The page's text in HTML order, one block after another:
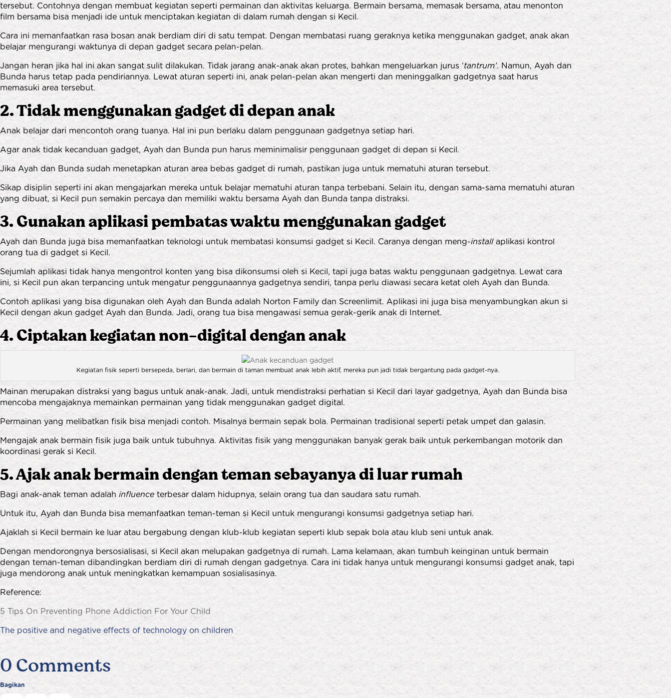
tersebut. Contohnya dengan membuat kegiatan seperti permainan dan aktivitas keluarga. Bermain bersama, memasak bersama, atau menonton
film bersama bisa menjadi ide untuk menciptakan kegiatan di dalam rumah dengan si Kecil.
Cara ini memanfaatkan rasa bosan anak berdiam diri di satu tempat. Dengan membatasi ruang geraknya ketika menggunakan gadget, anak akan
belajar mengurangi waktunya di depan gadget secara pelan-pelan.
Jangan heran jika hal ini akan sangat sulit dilakukan. Tidak jarang anak-anak akan protes, bahkan mengeluarkan jurus ‘tantrum’. Namun, Ayah dan
Bunda harus tetap pada pendiriannya. Lewat aturan seperti ini, anak pelan-pelan akan mengerti dan meninggalkan gadgetnya saat harus
memasuki area tersebut.
2. Tidak menggunakan gadget di depan anak
Anak belajar dari mencontoh orang tuanya. Hal ini pun berlaku dalam penggunaan gadgetnya setiap hari.
Agar anak tidak kecanduan gadget, Ayah dan Bunda pun harus meminimalisir penggunaan gadget di depan si Kecil.
Jika Ayah dan Bunda sudah menetapkan aturan area bebas gadget di rumah, pastikan juga untuk mematuhi aturan tersebut.
Sikap disiplin seperti ini akan mengajarkan mereka untuk belajar mematuhi aturan tanpa terbebani. Selain itu, dengan sama-sama mematuhi aturan
yang dibuat, si Kecil pun semakin percaya dan memiliki waktu bersama Ayah dan Bunda tanpa distraksi.
3. Gunakan aplikasi pembatas waktu menggunakan gadget
Ayah dan Bunda juga bisa memanfaatkan teknologi untuk membatasi konsumsi gadget si Kecil. Caranya dengan meng-installaplikasi kontrol
orang tua di gadget si Kecil.
Sejumlah aplikasi tidak hanya mengontrol konten yang bisa dikonsumsi oleh si Kecil, tapi juga batas waktu penggunaan gadgetnya. Lewat cara
ini, si Kecil pun akan terpancing untuk mengatur penggunaannya gadgetnya sendiri, tanpa perlu diawasi secara ketat oleh Ayah dan Bunda.
Contoh aplikasi yang bisa digunakan oleh Ayah dan Bunda adalah Norton Family dan Screenlimit. Aplikasi ini juga bisa menyambungkan akun si
Kecil dengan akun gadget Ayah dan Bunda. Jadi, orang tua bisa mengawasi semua gerak-gerik anak di Internet.
4. Ciptakan kegiatan non-digital dengan anak
Kegiatan fisik seperti bersepeda, berlari, dan bermain di taman membuat anak lebih aktif, mereka pun jadi tidak bergantung pada gadget-nya.
Mainan merupakan distraksi yang bagus untuk anak-anak. Jadi, untuk mendistraksi perhatian si Kecil dari layar gadgetnya, Ayah dan Bunda bisa
mencoba mengajaknya memainkan permainan yang tidak menggunakan gadget digital.
Permainan yang melibatkan fisik bisa menjadi contoh. Misalnya bermain sepak bola. Permainan tradisional seperti petak umpet dan galasin.
Mengajak anak bermain fisik juga baik untuk tubuhnya. Aktivitas fisik yang menggunakan banyak gerak baik untuk perkembangan motorik dan
koordinasi gerak si Kecil.
5. Ajak anak bermain dengan teman sebayanya di luar rumah
Bagi anak-anak teman adalah influence terbesar dalam hidupnya, selain orang tua dan saudara satu rumah.
Untuk itu, Ayah dan Bunda bisa memanfaatkan teman-teman si Kecil untuk mengurangi konsumsi gadgetnya setiap hari.
Ajaklah si Kecil bermain ke luar atau bergabung dengan klub-klub kegiatan seperti klub sepak bola atau klub seni untuk anak.
Dengan mendorongnya bersosialisasi, si Kecil akan melupakan gadgetnya di rumah. Lama kelamaan, akan tumbuh keinginan untuk bermain
dengan teman-teman dibandingkan berdiam diri di rumah dengan gadgetnya. Cara ini tidak hanya untuk mengurangi konsumsi gadget anak, tapi
juga mendorong anak untuk meningkatkan kemampuan sosialisasinya.
Reference:
​​​​​​​5 Tips On Preventing Phone Addiction For Your Child
The positive and negative effects of technology on children
0 Comments
Bagikan